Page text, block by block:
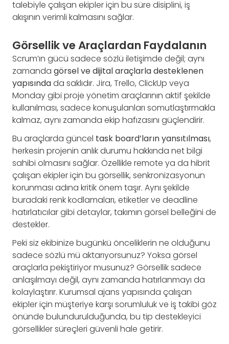
talebiyle çalışan ekipler için bu süre disiplini, iş
akışının verimli kalmasını sağlar.
Görsellik ve Araçlardan Faydalanın
Scrum’ın gücü sadece sözlü iletişimde değil; aynı
zamanda görsel ve dijital araçlarla desteklenen
yapısındada saklıdır. Jira, Trello, ClickUp veya
Monday gibi proje yönetim araçlarının aktif şekilde
kullanılması, sadece konuşulanları somutlaştırmakla
kalmaz, aynı zamanda ekip hafızasını güçlendirir.
Bu araçlarda güncel task board’ların yansıtılması,
herkesin projenin anlık durumu hakkında net bilgi
sahibi olmasını sağlar. Özellikle remote ya da hibrit
çalışan ekipler için bu görsellik, senkronizasyonun
korunması adına kritik önem taşır. Aynı şekilde
buradaki renk kodlamaları, etiketler ve deadline
hatırlatıcılar gibi detaylar, takımın görsel belleğini de
destekler.
Peki siz ekibinize bugünkü önceliklerin ne olduğunu
sadece sözlü mü aktarıyorsunuz? Yoksa görsel
araçlarla pekiştiriyor musunuz? Görsellik sadece
anlaşılmayı değil, aynı zamanda hatırlanmayı da
kolaylaştırır. Kurumsal ajans yapısında çalışan
ekipler için müşteriye karşı sorumluluk ve iş takibi göz
önünde bulundurulduğunda, bu tip destekleyici
görsellikler süreçleri güvenli hale getirir.